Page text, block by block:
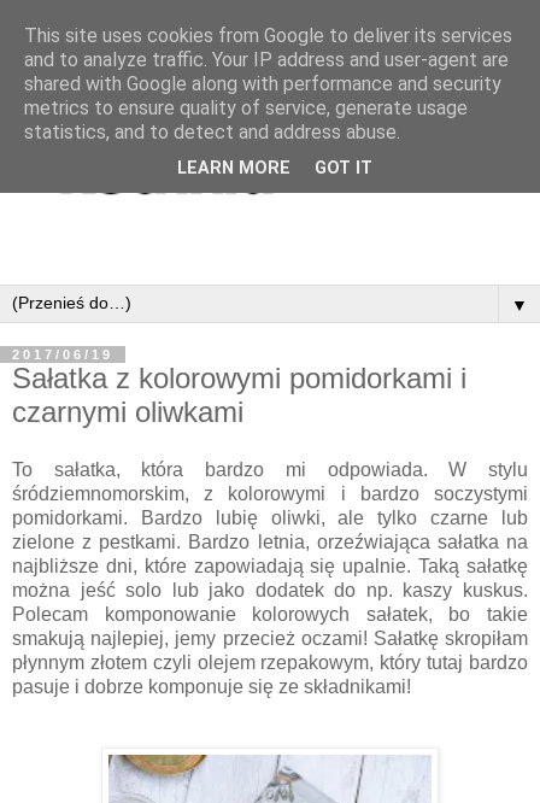
▼
2017/06/19
Sałatka z kolorowymi pomidorkami i
czarnymi oliwkami
To sałatka, która bardzo mi odpowiada. W stylu
śródziemnomorskim, z kolorowymi i bardzo soczystymi
pomidorkami. Bardzo lubię oliwki, ale tylko czarne lub
zielone z pestkami. Bardzo letnia, orzeźwiająca sałatka na
najbliższe dni, które zapowiadają się upalnie. Taką sałatkę
można jeść solo lub jako dodatek do np. kaszy kuskus.
Polecam komponowanie kolorowych sałatek, bo takie
smakują najlepiej, jemy przecież oczami! Sałatkę skropiłam
płynnym złotem czyli olejem rzepakowym, który tutaj bardzo
pasuje i dobrze komponuje się ze składnikami!
This site uses cookies from Google to deliver its services
and to analyze traffic. Your IP address and user-agent are
shared with Google along with performance and security
metrics to ensure quality of service, generate usage
statistics, and to detect and address abuse.
LEARN MORE GOT IT